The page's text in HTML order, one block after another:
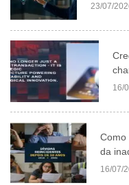
23/07/
16/
Como
da
16/07/